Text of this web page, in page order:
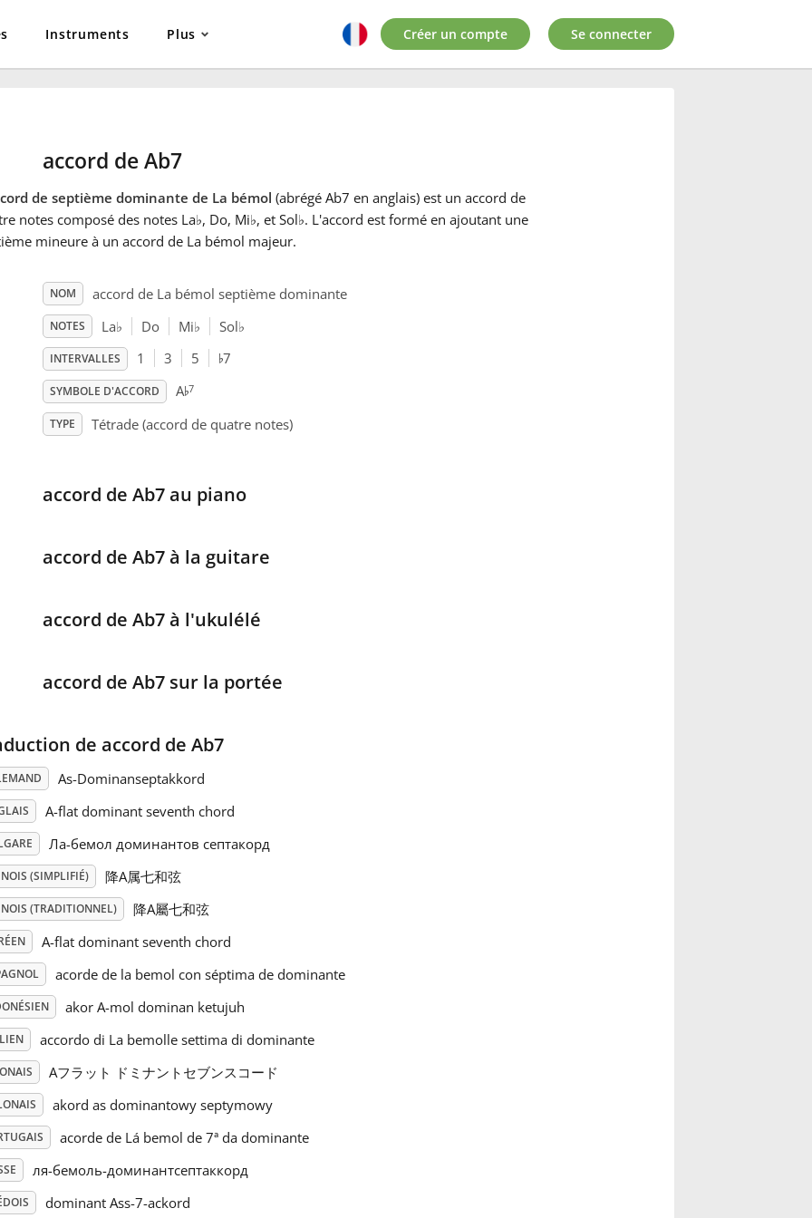
Instruments Plus Créer un compte Se connecter
accord de Ab7
de septième dominante de La bémol (abrégé Ab7 en anglais) est un accord de
notes composé des notes La♭, Do, Mi♭, et Sol♭. L'accord est formé en ajoutant une
mineure à un accord de La bémol majeur.
NOM accord de La bémol septième dominante
NOTES La♭ Do Mi♭ Sol♭
INTERVALLES 1 3 5 ♭7
SYMBOLE D'ACCORD A♭7
TYPE Tétrade (accord de quatre notes)
accord de Ab7 au piano
accord de Ab7 à la guitare
accord de Ab7 à l'ukulélé
accord de Ab7 sur la portée
de accord de Ab7
As-Dominanseptakkord
A-flat dominant seventh chord
Ла-бемол доминантов септакорд
(SIMPLIFIÉ) 降A属七和弦
(TRADITIONNEL) 降A屬七和弦
A-flat dominant seventh chord
acorde de la bemol con séptima de dominante
akor A-mol dominan ketujuh
accordo di La bemolle settima di dominante
Aフラット ドミナントセブンスコード
akord as dominantowy septymowy
acorde de Lá bemol de 7ª da dominante
ля-бемоль-доминантсептаккорд
dominant Ass-7-ackord